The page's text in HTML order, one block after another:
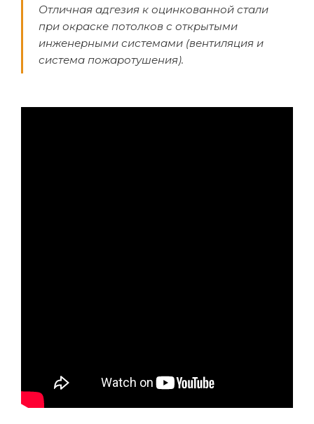
Отличная адгезия к оцинкованной стали
при окраске потолков с открытыми
инженерными системами (вентиляция и
система пожаротушения).